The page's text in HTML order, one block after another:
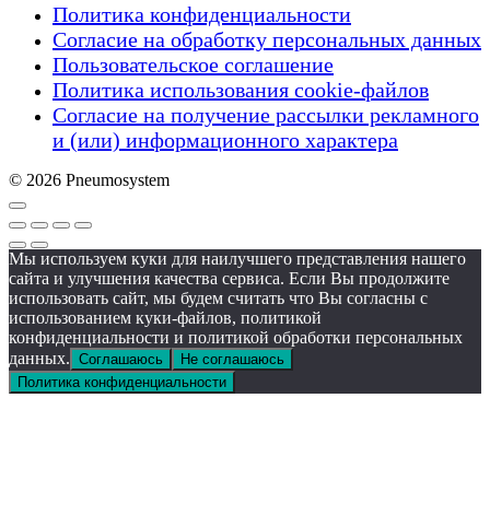
Политика конфиденциальности
Согласие на обработку персональных данных
Пользовательское соглашение
Политика использования cookie-файлов
Согласие на получение рассылки рекламного
и (или) информационного характера
© 2026 Pneumosystem
Мы используем куки для наилучшего представления нашего
сайта и улучшения качества сервиса. Если Вы продолжите
использовать сайт, мы будем считать что Вы согласны с
использованием куки-файлов, политикой
конфиденциальности и политикой обработки персональных
данных. Соглашаюсь
Не соглашаюсь
Политика конфиденциальности